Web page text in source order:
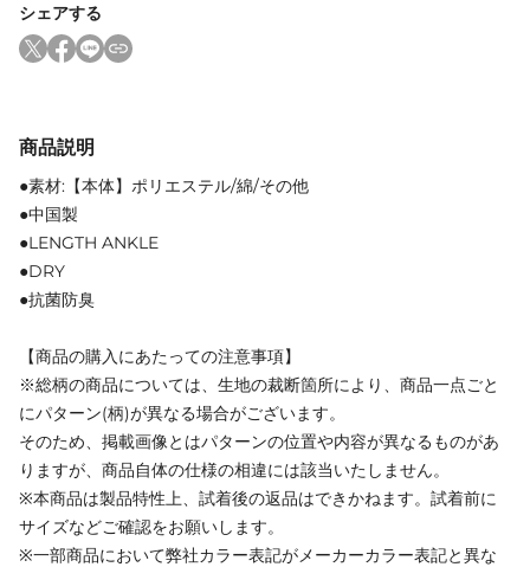
シェアする
商品説明
●素材:【本体】ポリエステル/綿/その他
●中国製
●LENGTH ANKLE
●DRY
●抗菌防臭
【商品の購入にあたっての注意事項】
※総柄の商品については、生地の裁断箇所により、商品一点ごと
にパターン(柄)が異なる場合がございます。
そのため、掲載画像とはパターンの位置や内容が異なるものがあ
りますが、商品自体の仕様の相違には該当いたしません。
※本商品は製品特性上、試着後の返品はできかねます。試着前に
サイズなどご確認をお願いします。
※一部商品において弊社カラー表記がメーカーカラー表記と異な